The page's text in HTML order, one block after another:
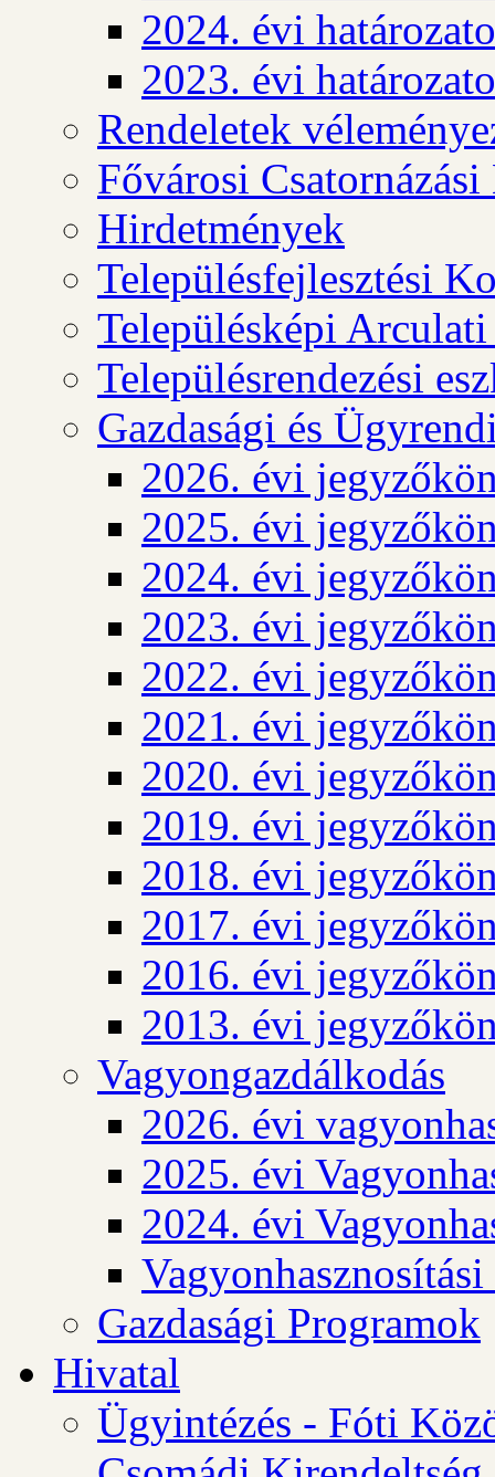
2024. évi
2023. évi
Rendeletek
Fővárosi
Hirdetmények
Településfejlesztési
Településképi
Településrendezési
Gazdasági és
2026. évi
2025. évi
2024. évi
2023. évi
2022. évi
2021. évi
2020. évi
2019. évi
2018. évi
2017. évi
2016. évi
2013. évi
Vagyongazdálkodás
2026. évi
2025. évi
2024. évi
Gazdasági Programok
Hivatal
Ügyintézés - Fóti